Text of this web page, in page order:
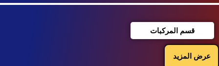
قسم المركبات
عرض المزيد